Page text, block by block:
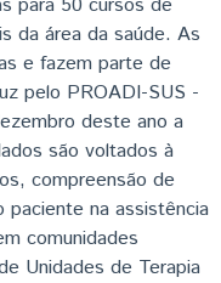
da área da saúde. As
e fazem parte de
pelo PROADI-SUS -
deste ano a
são voltados à
compreensão de
paciente na assistência
comunidades
Unidades de Terapia